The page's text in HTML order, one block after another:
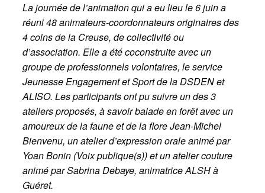
La journée de l’animation qui a eu lieu le 6 juin a
réuni 48 animateurs-coordonnateurs originaires des
4 coins de la Creuse, de collectivité ou
d’association. Elle a été coconstruite avec un
groupe de professionnels volontaires, le service
Jeunesse Engagement et Sport de la DSDEN et
ALISO. Les participants ont pu suivre un des 3
ateliers proposés, à savoir balade en forêt avec un
amoureux de la faune et de la flore Jean-Michel
Bienvenu, un atelier d’expression orale animé par
Yoan Bonin (Voix publique(s)) et un atelier couture
animé par Sabrina Debaye, animatrice ALSH à
Guéret.